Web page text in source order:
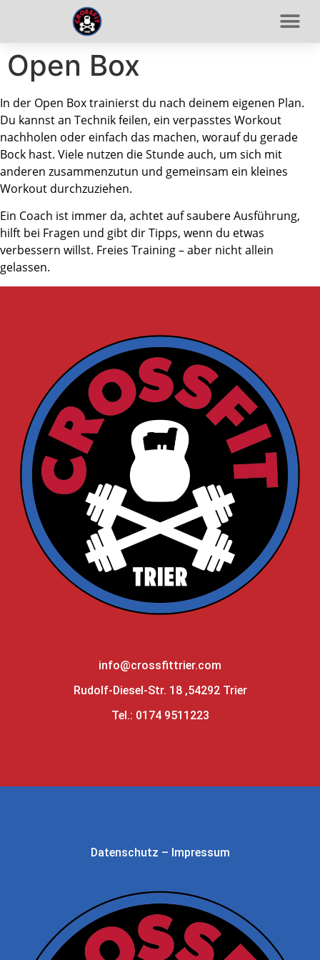
Open Box
In der Open Box trainierst du nach deinem eigenen Plan.
Du kannst an Technik feilen, ein verpasstes Workout
nachholen oder einfach das machen, worauf du gerade
Bock hast. Viele nutzen die Stunde auch, um sich mit
anderen zusammenzutun und gemeinsam ein kleines
Workout durchzuziehen.
Ein Coach ist immer da, achtet auf saubere Ausführung,
hilft bei Fragen und gibt dir Tipps, wenn du etwas
verbessern willst. Freies Training – aber nicht allein
gelassen.
info@crossfittrier.com
Rudolf-Diesel-Str. 18 ,54292 Trier
Tel.: 0174 9511223
Datenschutz – Impressum